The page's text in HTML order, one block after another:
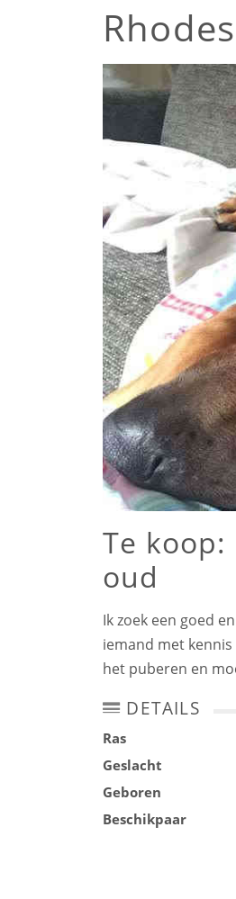
Te koop:
oud
Ik zoek een goed
iemand met
het puberen en
DETAILS
Ras
Geslacht
Geboren
Beschikpaar